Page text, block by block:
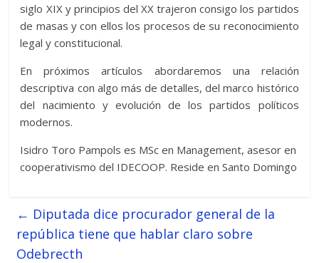
siglo XIX y principios del XX trajeron consigo los partidos
de masas y con ellos los procesos de su reconocimiento
legal y constitucional.
En próximos artículos abordaremos una relación
descriptiva con algo más de detalles, del marco histórico
del nacimiento y evolución de los partidos políticos
modernos.
Isidro Toro Pampols es MSc en Management, asesor en
cooperativismo del IDECOOP. Reside en Santo Domingo
← Diputada dice procurador general de la
república tiene que hablar claro sobre
Odebrecth